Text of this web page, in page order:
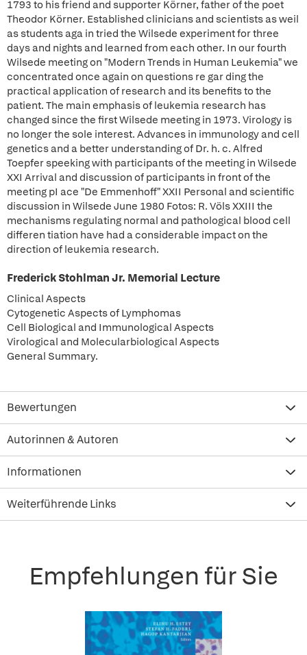
1793 to his friend and supporter Körner, father of the poet
Theodor Körner. Established clinicians and scientists as weil
as students aga in tried the Wilsede experiment for three
days and nights and learned from each other. In our fourth
Wilsede meeting on "Modern Trends in Human Leukemia" we
concentrated once again on questions re gar ding the
practical application of research and its benefits to the
patient. The main emphasis of leukemia research has
changed since the first Wilsede meeting in 1973. Virology is
no longer the sole interest. Advances in immunology and cell
genetics and a better understanding of Dr. h. c. Alfred
Toepfer speeking with participants of the meeting in Wilsede
XXI Arrival and discussion of participants in front of the
meeting pI ace "De Emmenhoff" XXII Personal and scientific
discussion in Wilsede June 1980 Fotos: R. Völs XXIII the
mechanisms regulating normal and pathological blood cell
differen tiation have had a considerable impact on the
direction of leukemia research.
Frederick Stohlman Jr. Memorial Lecture
Clinical Aspects
Cytogenetic Aspects of Lymphomas
Cell Biological and Immunological Aspects
Virological and Molecularbiological Aspects
General Summary.
Bewertungen
Autorinnen & Autoren
Informationen
Weiterführende Links
Empfehlungen für Sie